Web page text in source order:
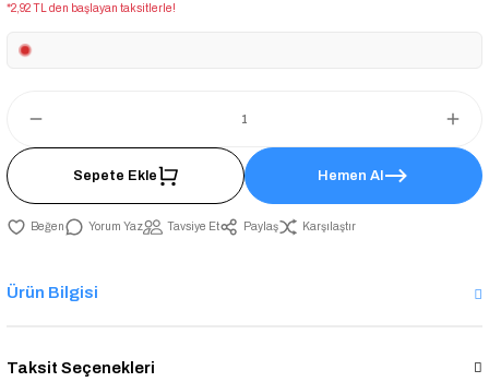
*2,92 TL den başlayan taksitlerle!
Sepete Ekle Hemen Al
Yorum Yaz Tavsiye Et Paylaş Karşılaştır
Ürün Bilgisi
Taksit Seçenekleri